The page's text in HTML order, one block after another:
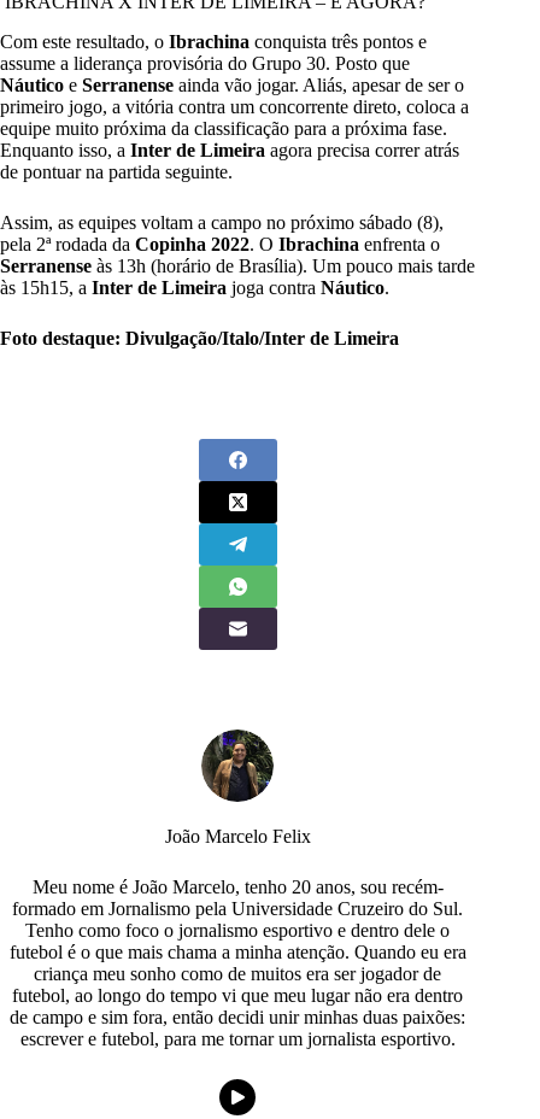
Com este resultado, o Ibrachina conquista três pontos e
assume a liderança provisória do Grupo 30. Posto que
Náutico e Serranense ainda vão jogar. Aliás, apesar de ser o
primeiro jogo, a vitória contra um concorrente direto, coloca a
equipe muito próxima da classificação para a próxima fase.
Enquanto isso, a Inter de Limeira agora precisa correr atrás
de pontuar na partida seguinte.
Assim, as equipes voltam a campo no próximo sábado (8),
pela 2ª rodada da Copinha 2022. O Ibrachina enfrenta o
Serranense às 13h (horário de Brasília). Um pouco mais tarde
às 15h15, a Inter de Limeira joga contra Náutico.
Foto destaque: Divulgação/Italo/Inter de Limeira
João Marcelo Felix
Meu nome é João Marcelo, tenho 20 anos, sou recém-
formado em Jornalismo pela Universidade Cruzeiro do Sul.
Tenho como foco o jornalismo esportivo e dentro dele o
futebol é o que mais chama a minha atenção. Quando eu era
criança meu sonho como de muitos era ser jogador de
futebol, ao longo do tempo vi que meu lugar não era dentro
de campo e sim fora, então decidi unir minhas duas paixões:
escrever e futebol, para me tornar um jornalista esportivo.